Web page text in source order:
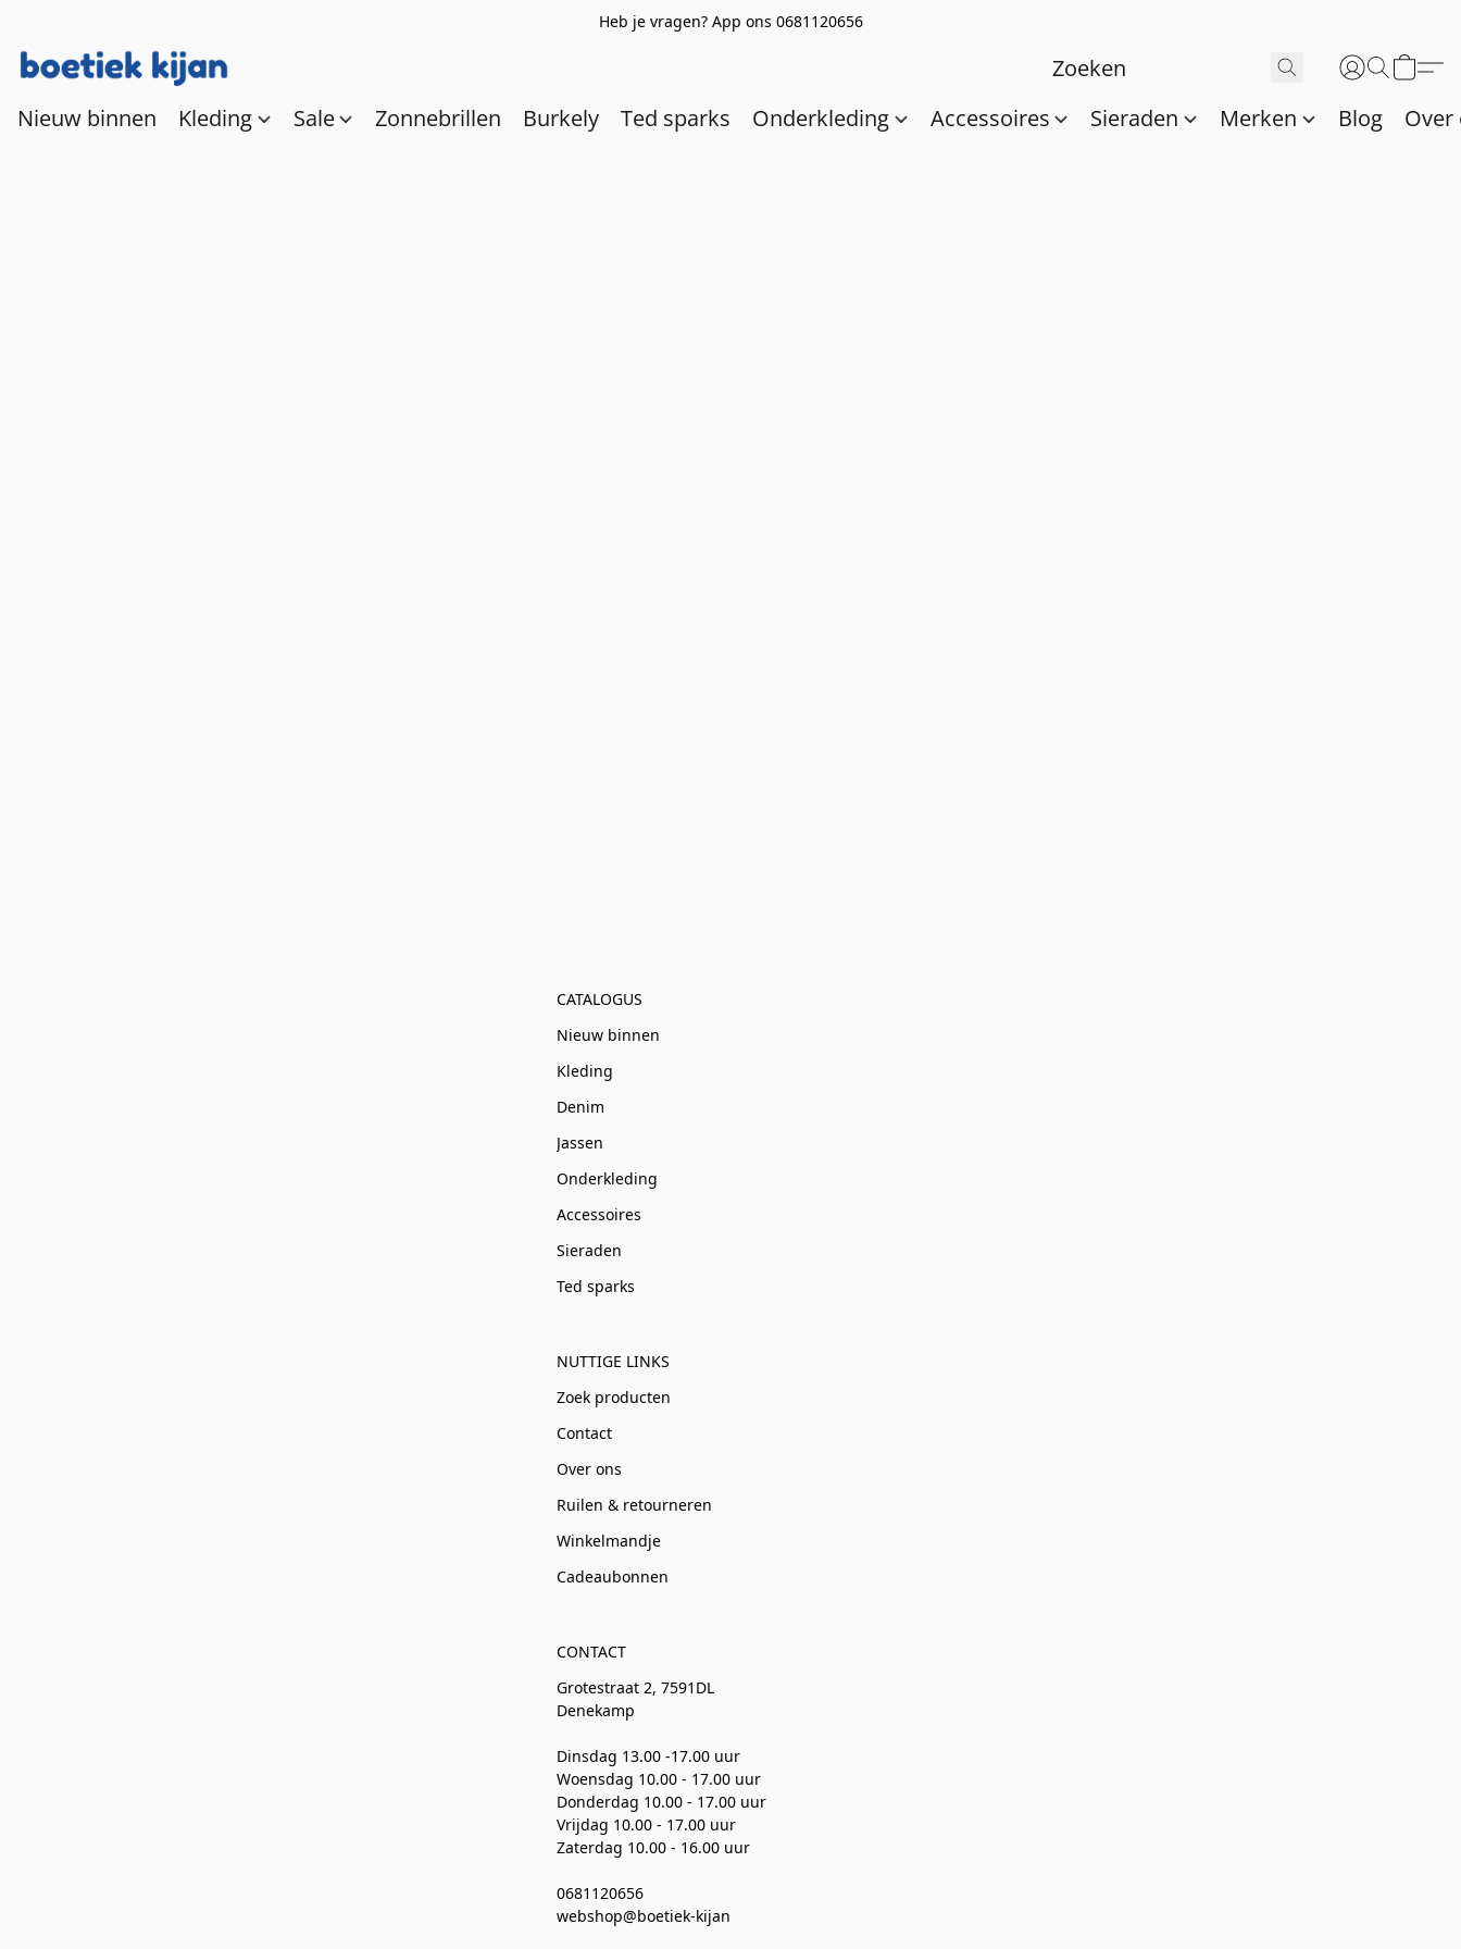
Heb je vragen? App ons 0681120656
Nieuw binnen Kleding Sale Zonnebrillen Burkely Ted sparks Onderkleding Accessoires Sieraden Merken Blog Over
CATALOGUS
Nieuw binnen
Kleding
Denim
Jassen
Onderkleding
Accessoires
Sieraden
Ted sparks
NUTTIGE LINKS
Zoek producten
Contact
Over ons
Ruilen & retourneren
Winkelmandje
Cadeaubonnen
CONTACT
Grotestraat 2, 7591DL
Denekamp
Dinsdag 13.00 -17.00 uur
Woensdag 10.00 - 17.00 uur
Donderdag 10.00 - 17.00 uur
Vrijdag 10.00 - 17.00 uur
Zaterdag 10.00 - 16.00 uur
0681120656
webshop@boetiek-kijan